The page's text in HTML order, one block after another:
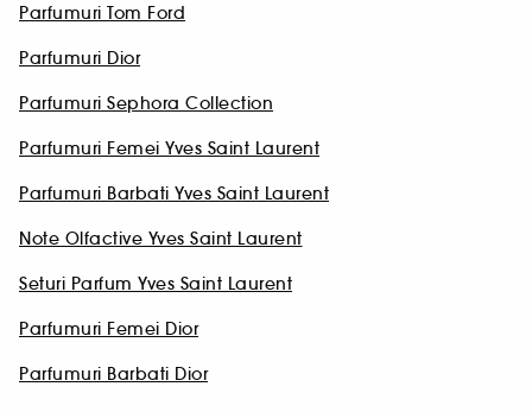
Parfumuri Tom Ford
Parfumuri Dior
Parfumuri Sephora Collection
Parfumuri Femei Yves Saint Laurent
Parfumuri Barbati Yves Saint Laurent
Note Olfactive Yves Saint Laurent
Seturi Parfum Yves Saint Laurent
Parfumuri Femei Dior
Parfumuri Barbati Dior